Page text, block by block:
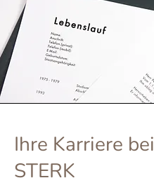
Ihre Karriere bei
STERK